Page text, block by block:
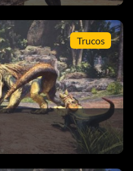
Trucos